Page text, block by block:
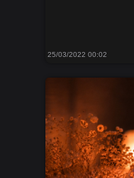
25/03/2022 00:02